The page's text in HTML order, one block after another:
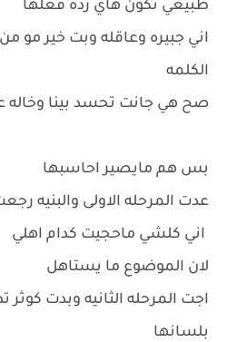
طبيعي تكون هاي ردة فعلها
اني جبيره وعاقله وبت خير مو
الكلمه
صح هي جانت تحسد بينا وخاله
بس هم مايصير احاسبها
عدت المرحله الاولى والبنيه
اني كلشي ماحجيت كدام اهلي
لان الموضوع ما يستاهل
اجت المرحله الثانيه وبدت
بلسانها